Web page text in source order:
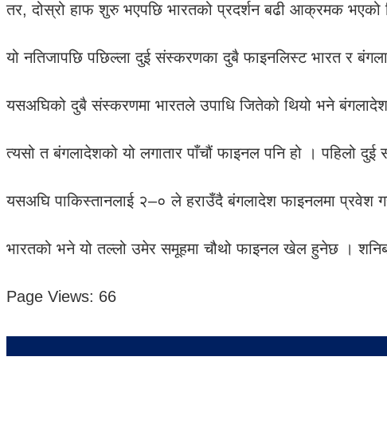
तर, दोस्रो हाफ शुरु भएपछि भारतको प्रदर्शन बढी आक्रमक भएको
यो नतिजापछि पछिल्ला दुई संस्करणका दुबै फाइनलिस्ट भारत र
यसअघिको दुबै संस्करणमा भारतले उपाधि जितेको थियो भने
त्यसो त बंगलादेशको यो लगातार पाँचौं फाइनल पनि हो । पहिलो
यसअघि पाकिस्तानलाई २–० ले हराउँदै बंगलादेश फाइनलमा प्रवेश
भारतको भने यो तल्लो उमेर समूहमा चौथो फाइनल खेल हुनेछ ।
Page Views: 66